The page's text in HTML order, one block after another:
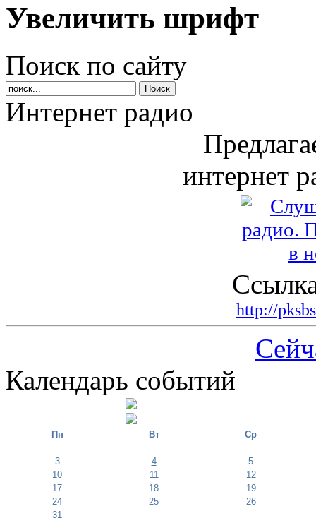
Увеличить шрифт
Поиск по сайту
Интернет радио
интернет
http://
Календарь событий
Пн Вт Ср
3 4
5
10
11
12
17
18
19
24
25
26
31